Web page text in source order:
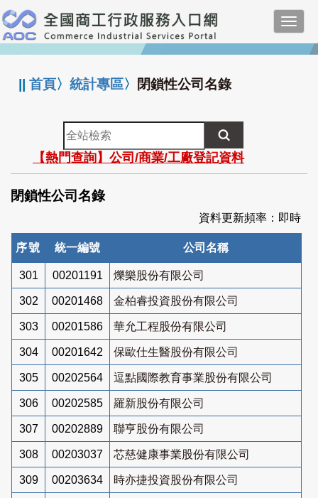
跳
到
主
要
:::
||首頁〉統計專區〉 閉鎖性公司名錄
全
站
檢
索
【熱門查詢】公司/商業/工廠登記資料
閉鎖性公司名錄
資料更新頻率：即時
序號 統一編號 公司名稱
301 00201191 爍樂股份有限公司
302 00201468 金柏睿投資股份有限公司
303 00201586 華允工程股份有限公司
304 00201642 保歐仕生醫股份有限公司
305 00202564 逗點國際教育事業股份有限公司
306 00202585 羅新股份有限公司
307 00202889 聯亨股份有限公司
308 00203037 芯慈健康事業股份有限公司
309 00203634 時亦捷投資股份有限公司